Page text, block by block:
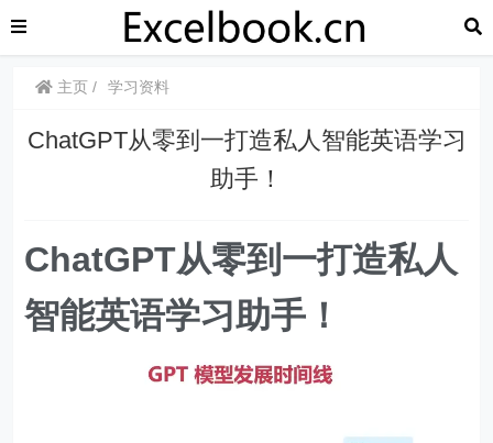
主页 学习资料
ChatGPT从零到一打造私人智能英语学习
助手！
ChatGPT从零到一打造私人
智能英语学习助手！